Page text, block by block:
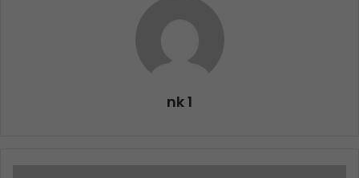
nk 1